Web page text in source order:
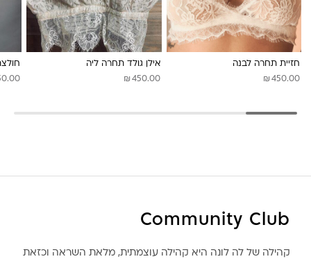
חזיית תחרה לבנה
₪ 450.00
אילן גולד תחרה ליה
₪ 450.00
Community Club
קהילה של לה לונה היא קהילה עוצמתית, מלאת השראה וכזאת